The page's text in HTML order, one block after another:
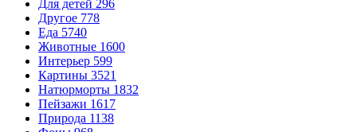
Для детей 296
Другое 778
Еда 5740
Животные 1600
Интерьер 599
Картины 3521
Натюрморты 1832
Пейзажи 1617
Природа 1138